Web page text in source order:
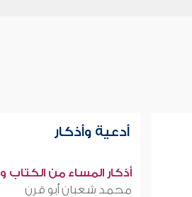
أدعية وأذكار
أذكار المساء من الكتاب
محمد شعبان أبو قرن